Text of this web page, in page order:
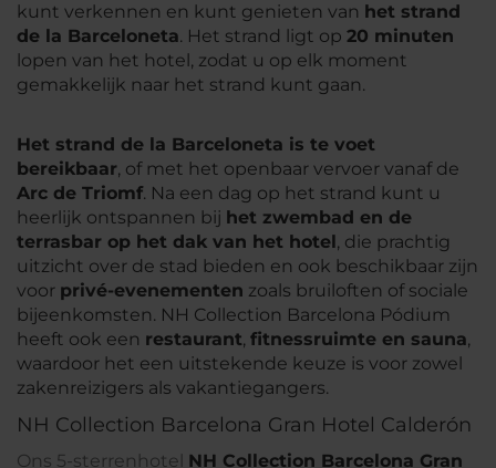
kunt verkennen en kunt genieten van het strand
de la Barceloneta. Het strand ligt op 20 minuten
lopen van het hotel, zodat u op elk moment
gemakkelijk naar het strand kunt gaan.
Het strand de la Barceloneta is te voet
bereikbaar, of met het openbaar vervoer vanaf de
Arc de Triomf. Na een dag op het strand kunt u
heerlijk ontspannen bij het zwembad en de
terrasbar op het dak van het hotel, die prachtig
uitzicht over de stad bieden en ook beschikbaar zijn
voor privé-evenementen zoals bruiloften of sociale
bijeenkomsten. NH Collection Barcelona Pódium
heeft ook een restaurant, fitnessruimte en sauna,
waardoor het een uitstekende keuze is voor zowel
zakenreizigers als vakantiegangers.
NH Collection Barcelona Gran Hotel Calderón
Ons 5-sterrenhotel NH Collection Barcelona Gran